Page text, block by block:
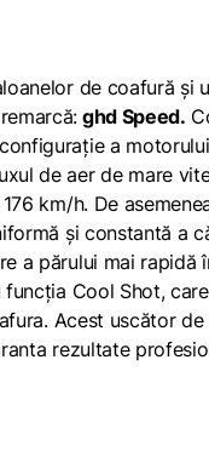
de coafură și
ghd Speed.
a
de aer de mare
km/h. De
și constantă a
a părului mai rapidă
Cool Shot,
Acest uscător
rezultate